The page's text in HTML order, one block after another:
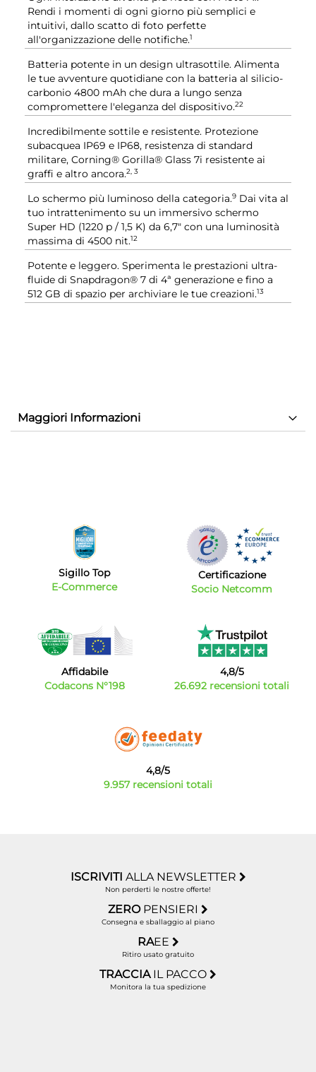
Rendi i momenti di ogni giorno più semplici e
intuitivi, dallo scatto di foto perfette
all'organizzazione delle notifiche.1
Batteria potente in un design ultrasottile. Alimenta
le tue avventure quotidiane con la batteria al silicio-
carbonio 4800 mAh che dura a lungo senza
compromettere l'eleganza del dispositivo.22
Incredibilmente sottile e resistente. Protezione
subacquea IP69 e IP68, resistenza di standard
militare, Corning® Gorilla® Glass 7i resistente ai
graffi e altro ancora.2, 3
Lo schermo più luminoso della categoria.9 Dai vita al
tuo intrattenimento su un immersivo schermo
Super HD (1220 p / 1,5 K) da 6,7" con una luminosità
massima di 4500 nit.12
Potente e leggero. Sperimenta le prestazioni ultra-
fluide di Snapdragon® 7 di 4ª generazione e fino a
512 GB di spazio per archiviare le tue creazioni.13
Maggiori Informazioni
Sigillo Top
E-Commerce
Certificazione
Socio Netcomm
Affidabile
Codacons N°198
4,8/5
26.692 recensioni totali
4,8/5
9.957 recensioni totali
ISCRIVITI ALLA NEWSLETTER
Non perderti le nostre offerte!
ZERO PENSIERI
Consegna e sballaggio al piano
RAEE
Ritiro usato gratuito
TRACCIA IL PACCO
Monitora la tua spedizione